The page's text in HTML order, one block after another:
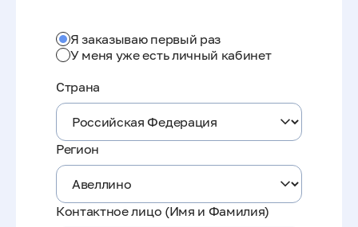
Я заказываю первый раз
У меня уже есть личный кабинет
Страна
Регион
Контактное лицо (Имя и Фамилия)